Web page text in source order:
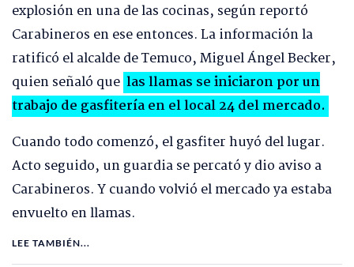
explosión en una de las cocinas, según reportó
Carabineros en ese entonces. La información la
ratificó el alcalde de Temuco, Miguel Ángel Becker,
quien señaló que las llamas se iniciaron por un
trabajo de gasfitería en el local 24 del mercado.
Cuando todo comenzó, el gasfiter huyó del lugar.
Acto seguido, un guardia se percató y dio aviso a
Carabineros. Y cuando volvió el mercado ya estaba
envuelto en llamas.
LEE TAMBIÉN...